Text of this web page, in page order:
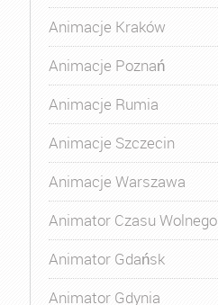
Animacje Kraków
Animacje Poznań
Animacje Rumia
Animacje Szczecin
Animacje Warszawa
Animator Czasu Wolnego
Animator Gdańsk
Animator Gdynia